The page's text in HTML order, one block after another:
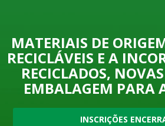
MATERIAIS DE
RECICLÁVEIS E A
RECICLADOS,
EMBALAGEM PARA
INSCRIÇÕES